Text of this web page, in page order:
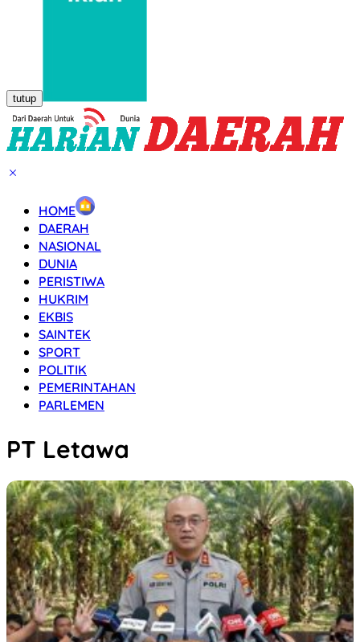
tutup
HOME
DAERAH
NASIONAL
DUNIA
PERISTIWA
HUKRIM
EKBIS
SAINTEK
SPORT
POLITIK
PEMERINTAHAN
PARLEMEN
PT Letawa